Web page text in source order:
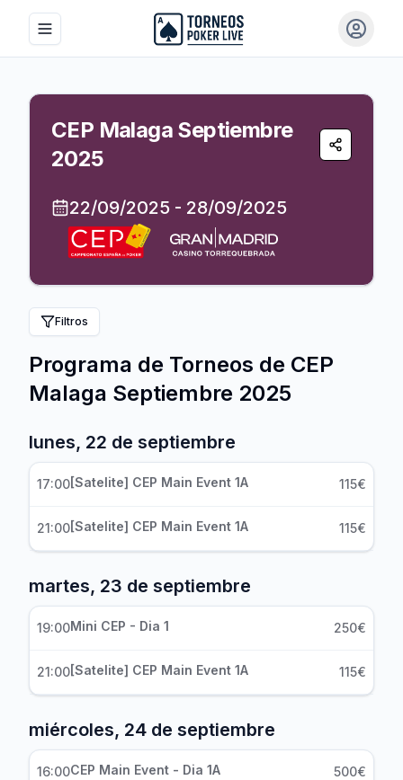
Toggle navigation menu Iniciar
CEP Malaga Septiembre
2025
Compartir
22/09/2025 - 28/09/2025
Filtros
Programa de Torneos de CEP
Malaga Septiembre 2025
lunes, 22 de septiembre
17:00[Satelite] CEP Main Event 1A 115€
21:00[Satelite] CEP Main Event 1A 115€
martes, 23 de septiembre
19:00Mini CEP - Dia 1 250€
21:00[Satelite] CEP Main Event 1A 115€
miércoles, 24 de septiembre
16:00CEP Main Event - Dia 1A 500€